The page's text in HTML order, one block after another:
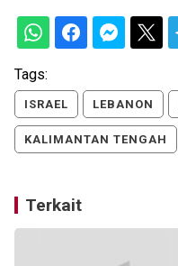
Tags:
ISRAEL LEBANON
KALIMANTAN TENGAH
Terkait